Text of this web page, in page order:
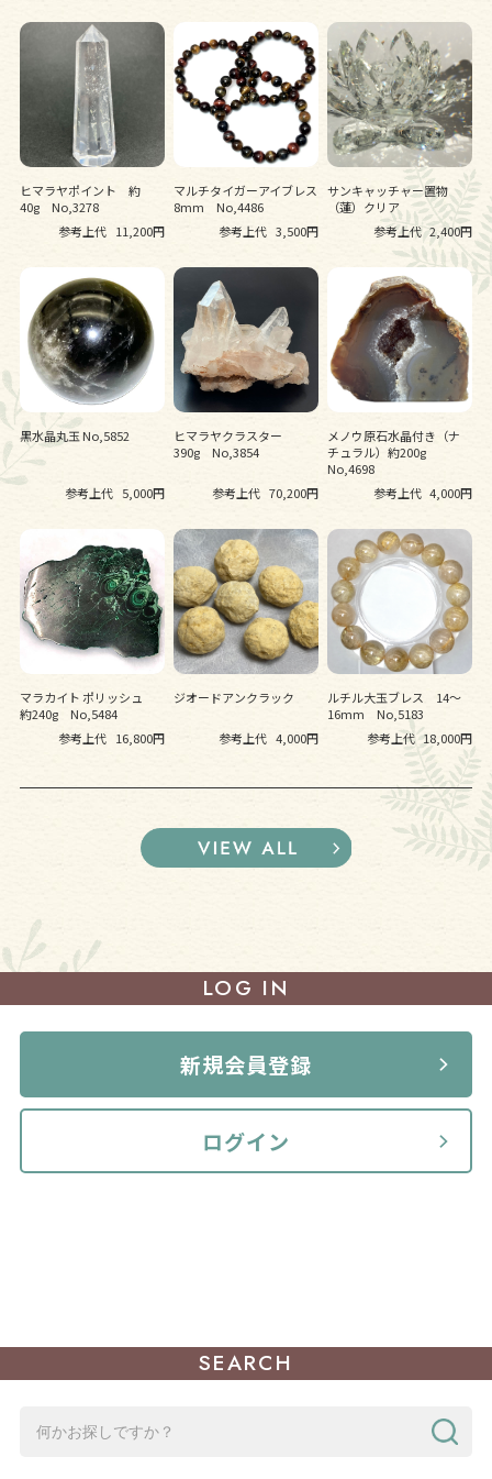
ヒマラヤポイント 約
40g No,3278
参考上代 11,200円
マルチタイガーアイブレス
8mm No,4486
参考上代 3,500円
サンキャッチャー置物
（蓮）クリア
参考上代 2,400円
黒水晶丸玉 No,5852
参考上代 5,000円
ヒマラヤクラスター
390g No,3854
参考上代 70,200円
メノウ原石水晶付き（ナ
チュラル）約200g
No,4698
参考上代 4,000円
マラカイト ポリッシュ
約240g No,5484
参考上代 16,800円
ジオードアンクラック
参考上代 4,000円
ルチル大玉ブレス 14～
16mm No,5183
参考上代 18,000円
LOG IN
ログイン
新規会員登録
SEARCH